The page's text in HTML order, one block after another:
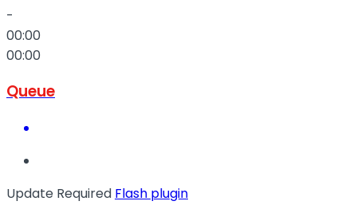
-
00:00
00:00
Queue
Update Required Flash plugin